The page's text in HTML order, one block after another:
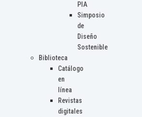
PIA
Simposio
de
Diseño
Sostenible
Biblioteca
Catálogo
en
línea
Revistas
digitales